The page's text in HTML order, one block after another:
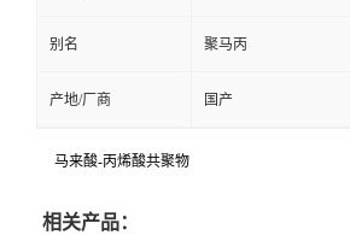
别名 聚马丙
产地/厂商 国产
马来酸-丙烯酸共聚物
相关产品：